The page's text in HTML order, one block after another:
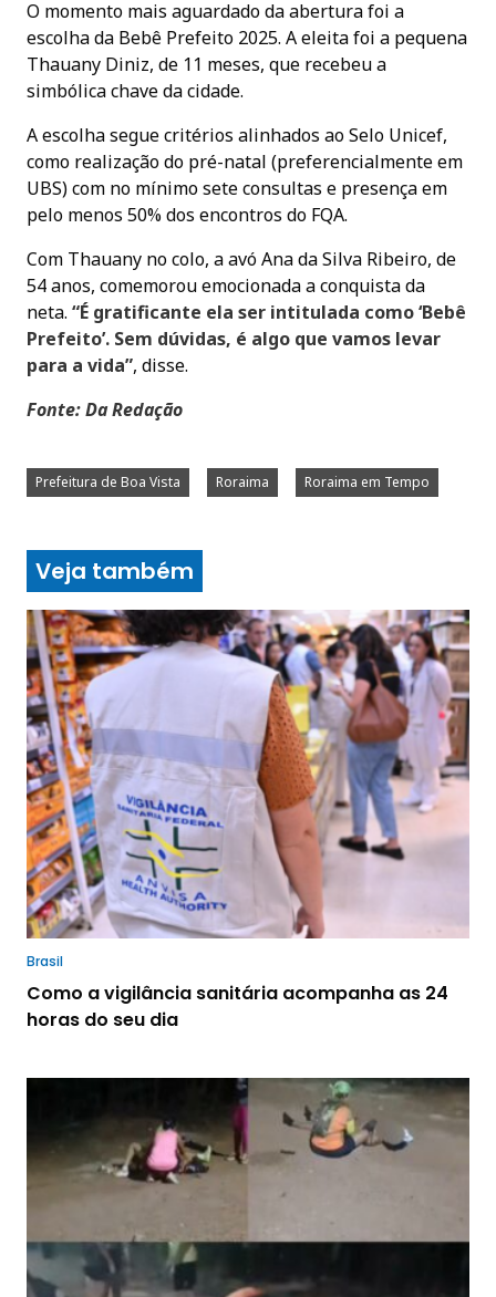
O momento mais aguardado da abertura foi a
escolha da Bebê Prefeito 2025. A eleita foi a pequena
Thauany Diniz, de 11 meses, que recebeu a
simbólica chave da cidade.
A escolha segue critérios alinhados ao Selo Unicef,
como realização do pré-natal (preferencialmente em
UBS) com no mínimo sete consultas e presença em
pelo menos 50% dos encontros do FQA.
Com Thauany no colo, a avó Ana da Silva Ribeiro, de
54 anos, comemorou emocionada a conquista da
neta. “É gratificante ela ser intitulada como ‘Bebê
Prefeito’. Sem dúvidas, é algo que vamos levar
para a vida”, disse.
Fonte: Da Redação
Prefeitura de Boa Vista Roraima Roraima em Tempo
Veja também
Brasil
Como a vigilância sanitária acompanha as 24
horas do seu dia